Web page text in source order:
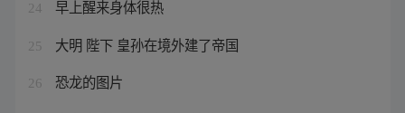
24 早上醒来身体很热
25 大明 陛下 皇孙在境外建了帝国
26 恐龙的图片